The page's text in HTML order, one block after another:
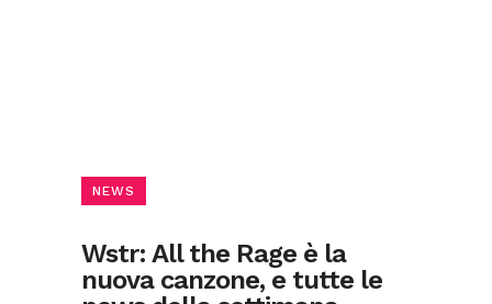
NEWS
Wstr: All the Rage è la
nuova canzone, e tutte le